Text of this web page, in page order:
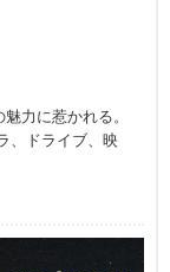
力に惹かれる。
、ドライブ、映